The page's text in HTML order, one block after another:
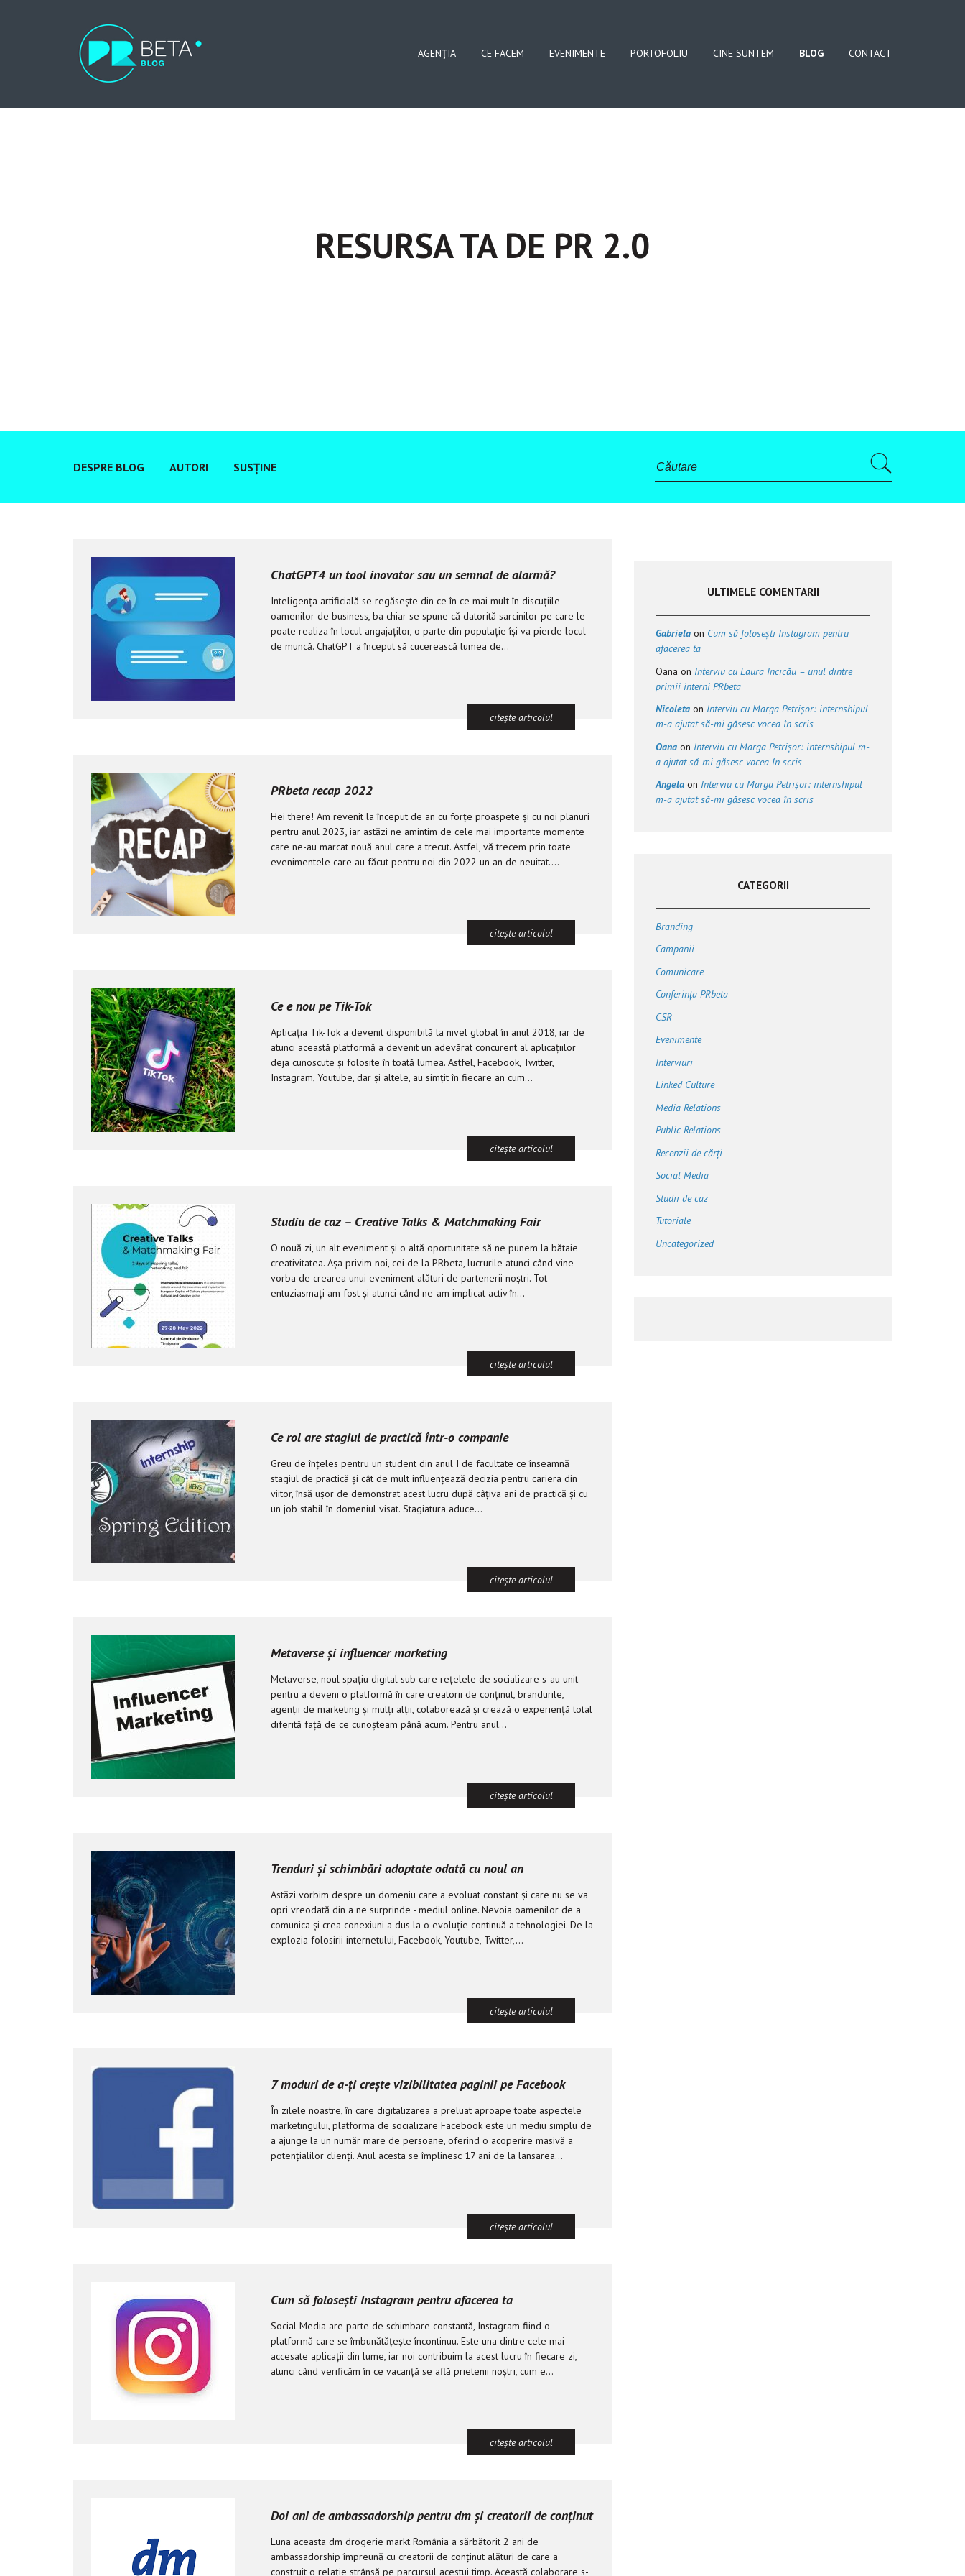
AGENŢIA CE FACEM EVENIMENTE PORTOFOLIU CINE SUNTEM BLOG CONTACT
RESURSA TA DE PR 2.0
DESPRE BLOG AUTORI SUSȚINE
ChatGPT4 un tool inovator sau un semnal de alarmă?
Inteligența artificială se regăsește din ce în ce mai mult în discuțiile
oamenilor de business, ba chiar se spune că datorită sarcinilor pe care le
poate realiza în locul angajaților, o parte din populație își va pierde locul
de muncă. ChatGPT a început să cucerească lumea de...
citeşte articolul
PRbeta recap 2022
Hei there! Am revenit la început de an cu forțe proaspete și cu noi planuri
pentru anul 2023, iar astăzi ne amintim de cele mai importante momente
care ne-au marcat nouă anul care a trecut. Astfel, vă trecem prin toate
evenimentele care au făcut pentru noi din 2022 un an de neuitat....
citeşte articolul
Ce e nou pe Tik-Tok
Aplicația Tik-Tok a devenit disponibilă la nivel global în anul 2018, iar de
atunci această platformă a devenit un adevărat concurent al aplicațiilor
deja cunoscute și folosite în toată lumea. Astfel, Facebook, Twitter,
Instagram, Youtube, dar și altele, au simțit în fiecare an cum...
citeşte articolul
Studiu de caz – Creative Talks & Matchmaking Fair
O nouă zi, un alt eveniment și o altă oportunitate să ne punem la bătaie
creativitatea. Așa privim noi, cei de la PRbeta, lucrurile atunci când vine
vorba de crearea unui eveniment alături de partenerii noștri. Tot
entuziasmați am fost și atunci când ne-am implicat activ în...
citeşte articolul
Ce rol are stagiul de practică într-o companie
Greu de înțeles pentru un student din anul I de facultate ce înseamnă
stagiul de practică și cât de mult influențează decizia pentru cariera din
viitor, însă ușor de demonstrat acest lucru după câțiva ani de practică și cu
un job stabil în domeniul visat. Stagiatura aduce...
citeşte articolul
Metaverse și influencer marketing
Metaverse, noul spațiu digital sub care rețelele de socializare s-au unit
pentru a deveni o platformă în care creatorii de conținut, brandurile,
agenții de marketing și mulți alții, colaborează și crează o experiență total
diferită față de ce cunoșteam până acum. Pentru anul...
citeşte articolul
Trenduri și schimbări adoptate odată cu noul an
Astăzi vorbim despre un domeniu care a evoluat constant și care nu se va
opri vreodată din a ne surprinde - mediul online. Nevoia oamenilor de a
comunica și crea conexiuni a dus la o evoluție continuă a tehnologiei. De la
explozia folosirii internetului, Facebook, Youtube, Twitter,...
citeşte articolul
7 moduri de a-ți crește vizibilitatea paginii pe Facebook
În zilele noastre, în care digitalizarea a preluat aproape toate aspectele
marketingului, platforma de socializare Facebook este un mediu simplu de
a ajunge la un număr mare de persoane, oferind o acoperire masivă a
potențialilor clienți. Anul acesta se împlinesc 17 ani de la lansarea...
citeşte articolul
Cum să folosești Instagram pentru afacerea ta
Social Media are parte de schimbare constantă, Instagram fiind o
platformă care se îmbunătățește încontinuu. Este una dintre cele mai
accesate aplicații din lume, iar noi contribuim la acest lucru în fiecare zi,
atunci când verificăm în ce vacanță se află prietenii noștri, cum e...
citeşte articolul
Doi ani de ambassadorship pentru dm și creatorii de conținut
Luna aceasta dm drogerie markt România a sărbătorit 2 ani de
ambassadorship împreună cu creatorii de conținut alături de care a
construit o relație strânsă pe parcursul acestui timp. Această colaborare s-
ULTIMELE COMENTARII
Gabriela on Cum să folosești Instagram pentru
afacerea ta
Oana on Interviu cu Laura Incicău – unul dintre
primii interni PRbeta
Nicoleta on Interviu cu Marga Petrișor: internshipul
m-a ajutat să-mi găsesc vocea în scris
Oana on Interviu cu Marga Petrișor: internshipul m-
a ajutat să-mi găsesc vocea în scris
Angela on Interviu cu Marga Petrișor: internshipul
m-a ajutat să-mi găsesc vocea în scris
CATEGORII
Branding
Campanii
Comunicare
Conferința PRbeta
CSR
Evenimente
Interviuri
Linked Culture
Media Relations
Public Relations
Recenzii de cărți
Social Media
Studii de caz
Tutoriale
Uncategorized